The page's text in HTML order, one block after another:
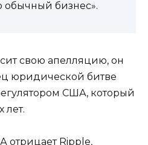
обычный бизнес».
свою апелляцию, он
юридической битве
США, который
лет.
отрицает Ripple,